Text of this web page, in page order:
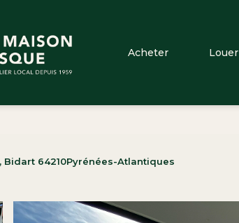
Acheter Louer
Bidart 64210Pyrénées-Atlantiques